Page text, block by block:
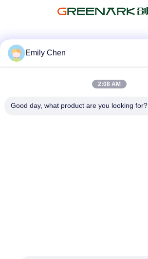
Emily Chen
2:08 AM
Good day, what product are you looking for?